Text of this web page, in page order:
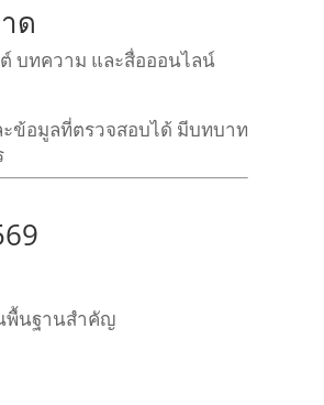
ด
บทความ และสื่อออนไลน์
ข้อมูลที่ตรวจสอบได้ มีบทบาท
นพื้นฐานสำคัญ